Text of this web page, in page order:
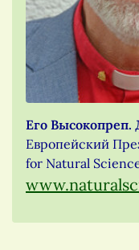
Его
Европейский
for Natural